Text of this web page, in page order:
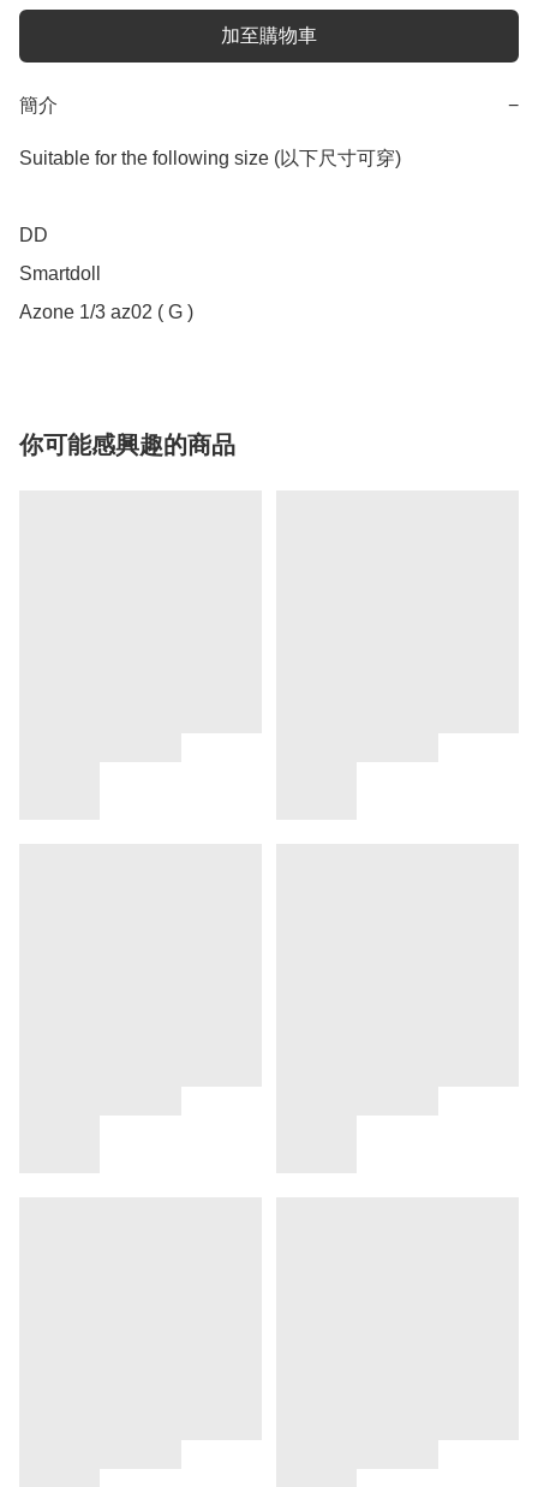
加至購物車
簡介 −
Suitable for the following size (以下尺寸可穿)
DD
Smartdoll
Azone 1/3 az02 ( G )
你可能感興趣的商品